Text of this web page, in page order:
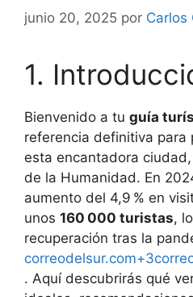
junio 20, 2025 por Carlos
1.
Bienvenido a tu guía
referencia definitiva para
esta encantadora
de la Humanidad. En
aumento del 4,9 % en
unos 160 000 turistas,
recuperación tras la
. Aquí descubrirás qué